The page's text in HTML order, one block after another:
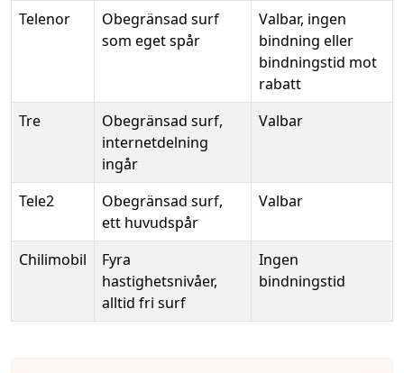
Telenor
Obegränsad surf
som eget spår
Valbar, ingen
bindning eller
bindningstid mot
rabatt
Tre
Obegränsad surf,
internetdelning
ingår
Valbar
Tele2
Obegränsad surf,
ett huvudspår
Valbar
Chilimobil
Fyra
hastighetsnivåer,
alltid fri surf
Ingen
bindningstid